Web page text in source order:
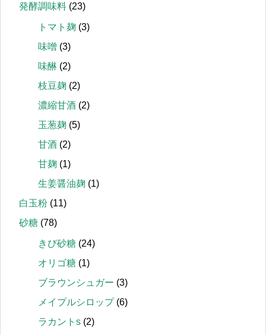
発酵調味料 (23)
トマト麹 (3)
味噌 (3)
味醂 (2)
枝豆麹 (2)
濃縮甘酒 (2)
玉葱麹 (5)
甘酒 (2)
甘麹 (1)
生姜醤油麹 (1)
白玉粉 (11)
砂糖 (78)
きび砂糖 (24)
オリゴ糖 (1)
ブラウンシュガー (3)
メイプルシロップ(6)
ラカントs (2)